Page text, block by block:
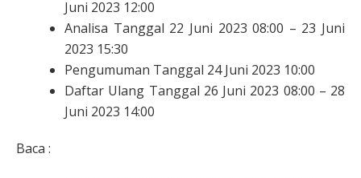
Juni 2023 12:00
Analisa Tanggal 22 Juni 2023 08:00 – 23 Juni
2023 15:30
Pengumuman Tanggal 24 Juni 2023 10:00
Daftar Ulang Tanggal 26 Juni 2023 08:00 – 28
Juni 2023 14:00
Baca :